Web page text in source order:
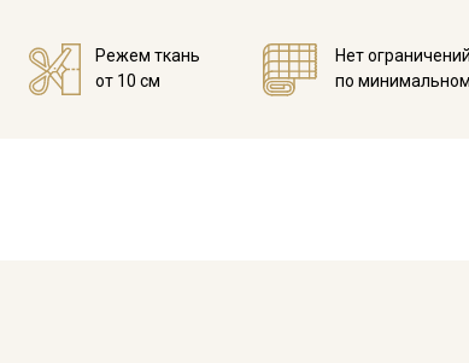
Режем ткань
от 10 см
Нет ограничений
по